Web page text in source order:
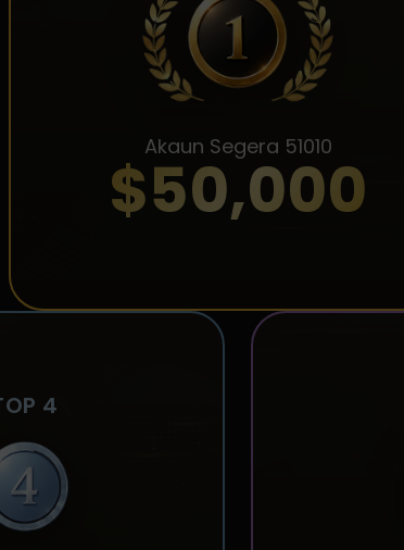
Akaun Segera 51010
$50,000
4